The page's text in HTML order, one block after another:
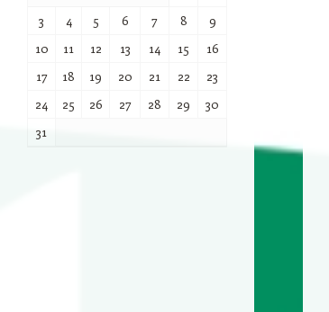
3
4 5 6 7 8
9
10
11 12 13 14 15
16
17
18 19 20 21 22
23
24
25 26 27 28 29
30
31